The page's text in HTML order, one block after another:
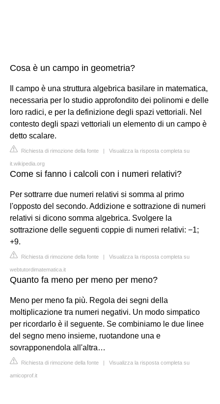
Cosa è un campo in geometria?
Il campo è una struttura algebrica basilare in matematica,
necessaria per lo studio approfondito dei polinomi e delle
loro radici, e per la definizione degli spazi vettoriali. Nel
contesto degli spazi vettoriali un elemento di un campo è
detto scalare.
Richiesta di rimozione della fonte | Visualizza la risposta completa su
it.wikipedia.org
Come si fanno i calcoli con i numeri relativi?
Per sottrarre due numeri relativi si somma al primo
l'opposto del secondo. Addizione e sottrazione di numeri
relativi si dicono somma algebrica. Svolgere la
sottrazione delle seguenti coppie di numeri relativi: −1;
+9.
Richiesta di rimozione della fonte | Visualizza la risposta completa su
webtutordimatematica.it
Quanto fa meno per meno per meno?
Meno per meno fa più. Regola dei segni della
moltiplicazione tra numeri negativi. Un modo simpatico
per ricordarlo è il seguente. Se combiniamo le due linee
del segno meno insieme, ruotandone una e
sovrapponendola all'altra…
Richiesta di rimozione della fonte | Visualizza la risposta completa su
amicoprof.it